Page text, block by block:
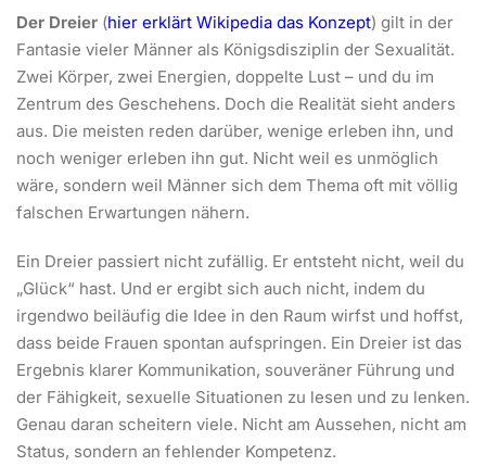
Der Dreier (hier erklärt Wikipedia das Konzept) gilt in der
Fantasie vieler Männer als Königsdisziplin der Sexualität.
Zwei Körper, zwei Energien, doppelte Lust – und du im
Zentrum des Geschehens. Doch die Realität sieht anders
aus. Die meisten reden darüber, wenige erleben ihn, und
noch weniger erleben ihn gut. Nicht weil es unmöglich
wäre, sondern weil Männer sich dem Thema oft mit völlig
falschen Erwartungen nähern.
Ein Dreier passiert nicht zufällig. Er entsteht nicht, weil du
„Glück“ hast. Und er ergibt sich auch nicht, indem du
irgendwo beiläufig die Idee in den Raum wirfst und hoffst,
dass beide Frauen spontan aufspringen. Ein Dreier ist das
Ergebnis klarer Kommunikation, souveräner Führung und
der Fähigkeit, sexuelle Situationen zu lesen und zu lenken.
Genau daran scheitern viele. Nicht am Aussehen, nicht am
Status, sondern an fehlender Kompetenz.